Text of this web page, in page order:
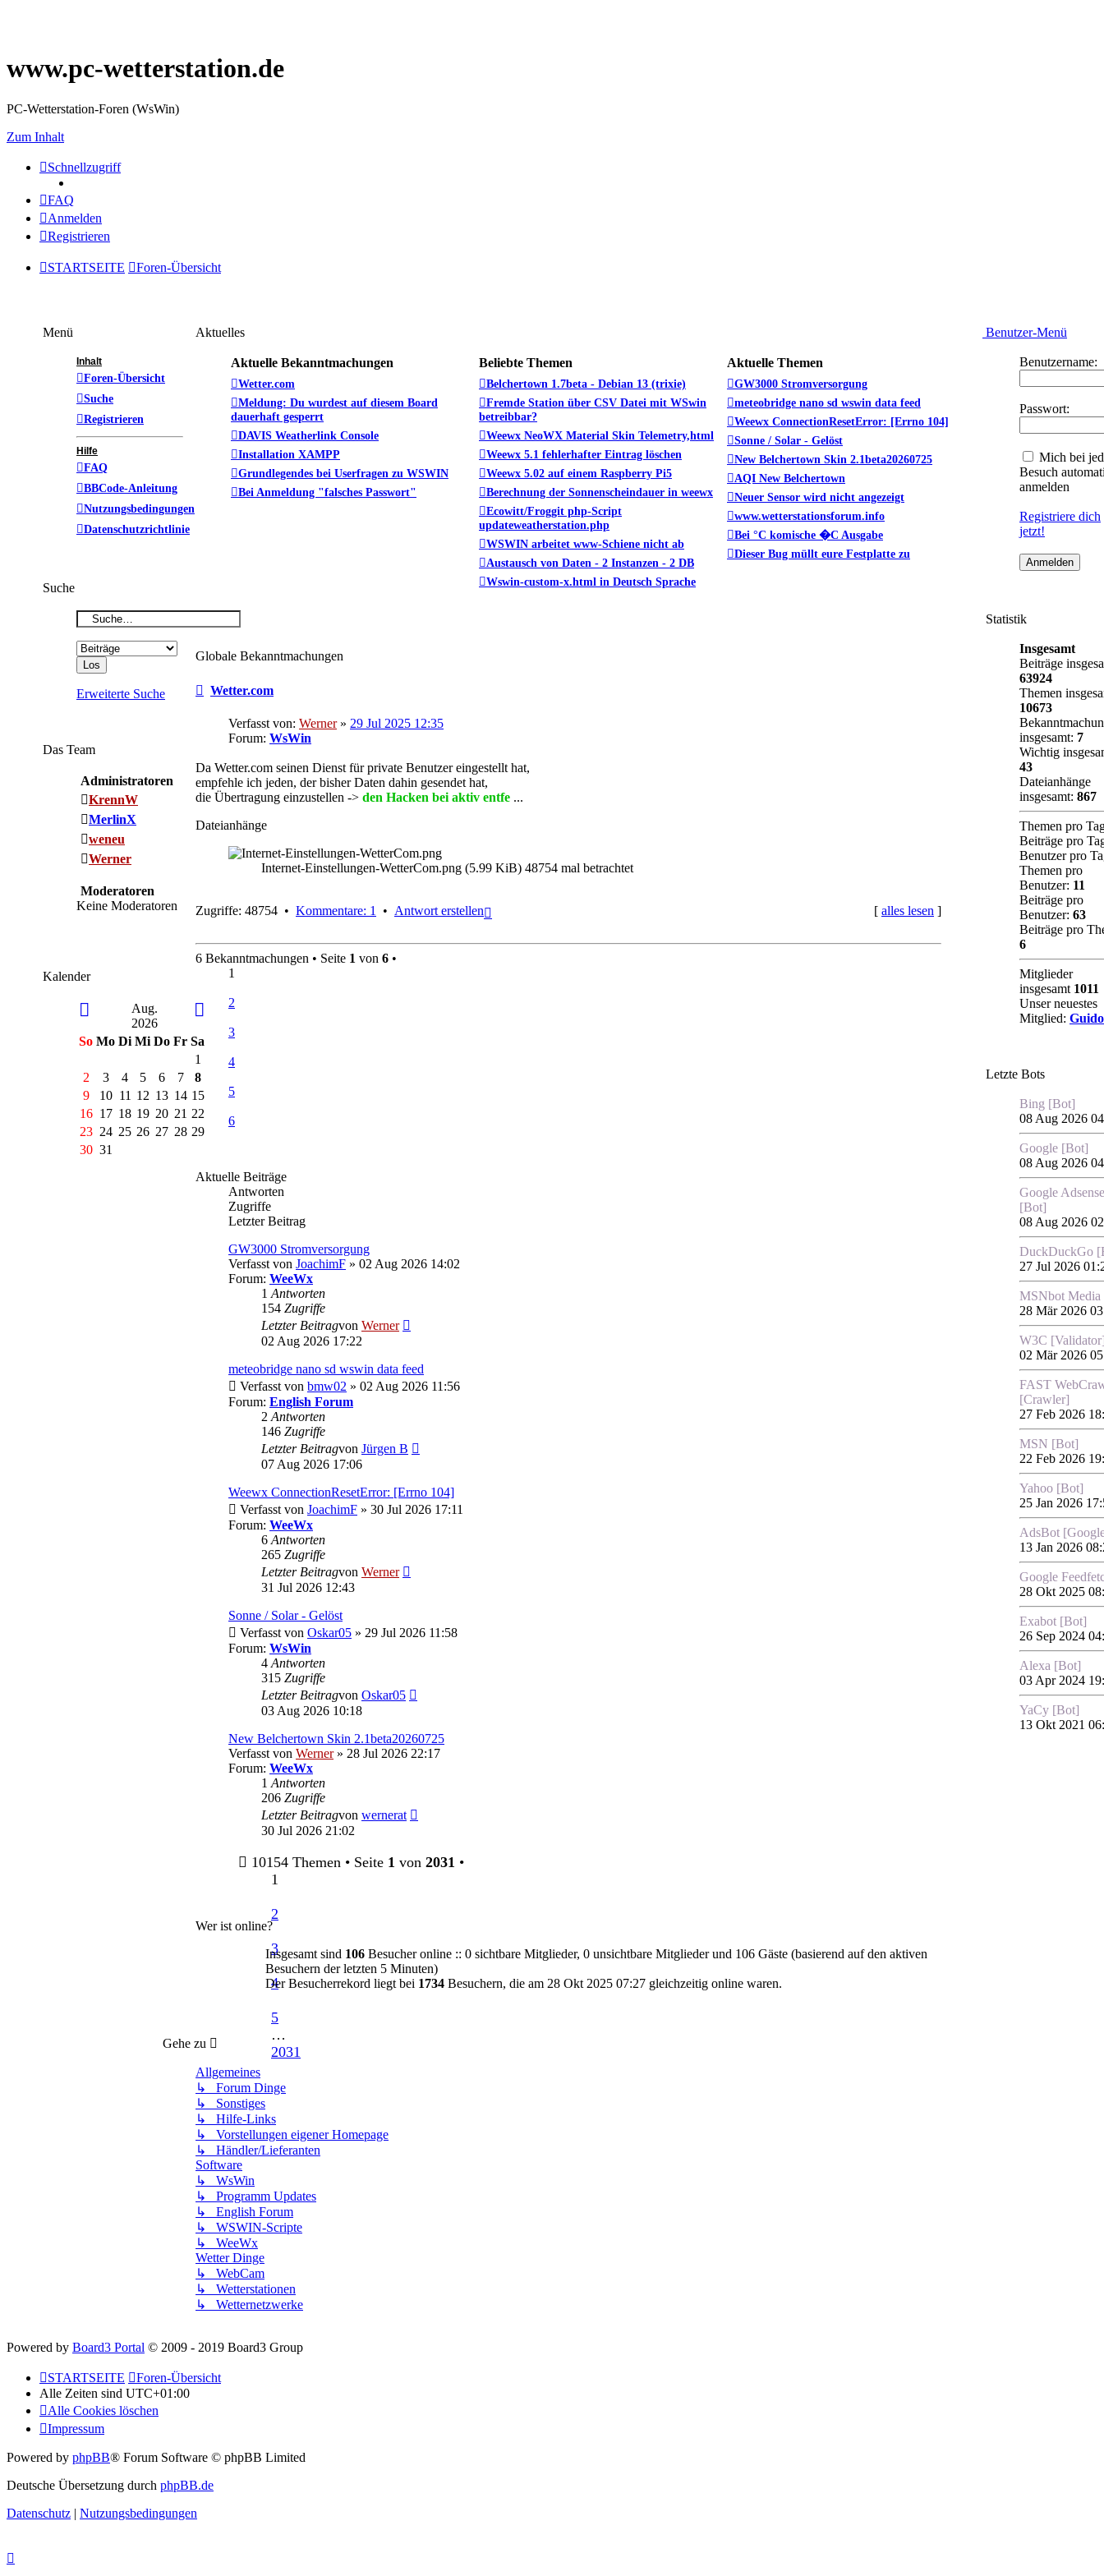
www.pc-wetterstation.de
PC-Wetterstation-Foren (WsWin)
Zum Inhalt
Schnellzugriff
FAQ
Anmelden
Registrieren
STARTSEITE Foren-Übersicht
Aktuelles
Aktuelle Bekanntmachungen Beliebte Themen Aktuelle Themen
Wetter.com
Meldung: Du wurdest auf diesem Board
dauerhaft gesperrt
DAVIS Weatherlink Console
Installation XAMPP
Grundlegendes bei Userfragen zu WSWIN
Bei Anmeldung "falsches Passwort"
Belchertown 1.7beta - Debian 13 (trixie)
Fremde Station über CSV Datei mit WSwin
betreibbar?
Weewx NeoWX Material Skin Telemetry,html
Weewx 5.1 fehlerhafter Eintrag löschen
Weewx 5.02 auf einem Raspberry Pi5
Berechnung der Sonnenscheindauer in weewx
Ecowitt/Froggit php-Script
updateweatherstation.php
WSWIN arbeitet www-Schiene nicht ab
Austausch von Daten - 2 Instanzen - 2 DB
Wswin-custom-x.html in Deutsch Sprache
GW3000 Stromversorgung
meteobridge nano sd wswin data feed
Weewx ConnectionResetError: [Errno 104]
Sonne / Solar - Gelöst
New Belchertown Skin 2.1beta20260725
AQI New Belchertown
Neuer Sensor wird nicht angezeigt
www.wetterstationsforum.info
Bei °C komische �C Ausgabe
Dieser Bug müllt eure Festplatte zu
Globale Bekanntmachungen
Wetter.com
Verfasst von: Werner» 29 Jul 2025 12:35
Forum: WsWin
Da Wetter.com seinen Dienst für private Benutzer eingestellt hat,
empfehle ich jeden, der bisher Daten dahin gesendet hat,
die Übertragung einzustellen -> den Hacken bei aktiv entfe ...
Dateianhänge
Internet-Einstellungen-WetterCom.png (5.99 KiB) 48754 mal betrachtet
Zugriffe: 48754 • Kommentare: 1 • Antwort erstellen [ alles lesen ]
6 Bekanntmachungen • Seite 1 von 6 •
1
2
3
4
5
6
Aktuelle Beiträge
Antworten
Zugriffe
Letzter Beitrag
GW3000 Stromversorgung
Verfasst von JoachimF » 02 Aug 2026 14:02
Forum: WeeWx
1Antworten
154 Zugriffe
Letzter Beitragvon Werner
02 Aug 2026 17:22
meteobridge nano sd wswin data feed
Verfasst von bmw02 » 02 Aug 2026 11:56
Forum: English Forum
2Antworten
146 Zugriffe
Letzter Beitragvon Jürgen B
07 Aug 2026 17:06
Weewx ConnectionResetError: [Errno 104]
Verfasst von JoachimF » 30 Jul 2026 17:11
Forum: WeeWx
6Antworten
265 Zugriffe
Letzter Beitragvon Werner
31 Jul 2026 12:43
Sonne / Solar - Gelöst
Verfasst von Oskar05 » 29 Jul 2026 11:58
Forum: WsWin
4Antworten
315 Zugriffe
Letzter Beitragvon Oskar05
03 Aug 2026 10:18
New Belchertown Skin 2.1beta20260725
Verfasst von Werner» 28 Jul 2026 22:17
Forum: WeeWx
1Antworten
206 Zugriffe
Letzter Beitragvon wernerat
30 Jul 2026 21:02
10154 Themen • Seite 1 von 2031 •
1
2
3
4
5
…
2031
Wer ist online?
Insgesamt sind 106 Besucher online :: 0 sichtbare Mitglieder, 0 unsichtbare Mitglieder und 106 Gäste (basierend auf den aktiven
Besuchern der letzten 5 Minuten)
Der Besucherrekord liegt bei 1734 Besuchern, die am 28 Okt 2025 07:27 gleichzeitig online waren.
Gehe zu
Allgemeines
↳ Forum Dinge
↳ Sonstiges
↳ Hilfe-Links
↳ Vorstellungen eigener Homepage
↳ Händler/Lieferanten
Software
↳ WsWin
↳ Programm Updates
↳ English Forum
↳ WSWIN-Scripte
↳ WeeWx
Wetter Dinge
↳ WebCam
↳ Wetterstationen
↳ Wetternetzwerke
Menü
Inhalt
Foren-Übersicht
Suche
Registrieren
Hilfe
FAQ
BBCode-Anleitung
Nutzungsbedingungen
Datenschutzrichtlinie
Suche
Erweiterte Suche
Das Team
Administratoren
KrennW
MerlinX
weneu
Werner
Moderatoren
Keine Moderatoren
Kalender
Aug.
2026
So Mo Di Mi Do Fr Sa
1
2
3 4 5 6 7
8
9
10 11 12 13 14 15
16 17 18 19 20 21 22
23 24 25 26 27 28 29
30 31
Benutzer-Menü
Benutzername:
Passwort:
Mich bei
Besuch
anmelden
Registriere dich
jetzt!
Statistik
Insgesamt
Beiträge
63924
Themen
10673
insgesamt: 7
Wichtig
43
Dateianhänge
insgesamt: 867
Themen pro
Beiträge pro
Benutzer pro
Themen pro
Benutzer: 11
Beiträge pro
Benutzer: 63
Beiträge pro
6
Mitglieder
insgesamt 1011
Unser neuestes
Mitglied:
Letzte Bots
Bing [Bot]
08 Aug 2026
Google [Bot]
08 Aug 2026
Google Adsense
[Bot]
08 Aug 2026
DuckDuckGo
27 Jul 2026
MSNbot Media
28 Mär 2026
W3C
02 Mär 2026
FAST
[Crawler]
27 Feb 2026
MSN [Bot]
22 Feb 2026
Yahoo [Bot]
25 Jan 2026
AdsBot
13 Jan 2026
Google
28 Okt 2025
Exabot [Bot]
26 Sep 2024
Alexa [Bot]
03 Apr 2024
YaCy [Bot]
13 Okt 2021
Powered by Board3 Portal © 2009 - 2019 Board3 Group
STARTSEITE
Foren-Übersicht
Alle Zeiten sind UTC+01:00
Alle Cookies löschen
Impressum
Powered by phpBB® Forum Software © phpBB Limited
Deutsche Übersetzung durch phpBB.de
Datenschutz | Nutzungsbedingungen